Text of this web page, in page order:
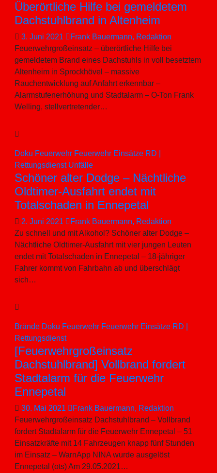
Überörtliche Hilfe bei gemeldetem
Dachstuhlbrand in Altenheim
3. Juni 2021
Frank Bauermann, Redaktion
Feuerwehrgroßeinsatz – überörtliche Hilfe bei
gemeldetem Brand eines Dachstuhls in voll besetztem
Altenheim in Sprockhövel – massive
Rauchentwicklung auf Anfahrt erkennbar –
Alarmstufenerhöhung und Stadtalarm – O-Ton Frank
Welling, stellvertretender…
Doku Feuerwehr Feuerwehr Einsätze RD |
Rettungsdienst Unfälle
Schöner alter Dodge – Nächtliche
Oldtimer-Ausfahrt endet mit
Totalschaden in Ennepetal
2. Juni 2021
Frank Bauermann, Redaktion
Zu schnell und mit Alkohol? Schöner alter Dodge –
Nächtliche Oldtimer-Ausfahrt mit vier jungen Leuten
endet mit Totalschaden in Ennepetal – 18-jähriger
Fahrer kommt von Fahrbahn ab und überschlägt
sich…
Brände Doku Feuerwehr Feuerwehr Einsätze RD |
Rettungsdienst
[Feuerwehrgroßeinsatz
Dachstuhlbrand] Vollbrand fordert
Stadtalarm für die Feuerwehr
Ennepetal
30. Mai 2021
Frank Bauermann, Redaktion
Feuerwehrgroßeinsatz Dachstuhlbrand – Vollbrand
fordert Stadtalarm für die Feuerwehr Ennepetal – 51
Einsatzkräfte mit 14 Fahrzeugen knapp fünf Stunden
im Einsatz – WarnApp NINA wurde ausgelöst
Ennepetal (ots) Am 29.05.2021…